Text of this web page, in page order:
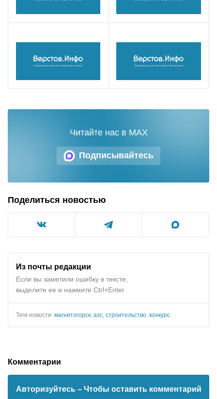
Подписывайтесь
Читайте нас в MAX
Поделиться новостью
Из почты редакции
Если вы заметили ошибку в тексте,
выделите ее и нажмите Ctrl+Enter
Теги новости: магнитогорск азс строительство конкурс
Комментарии
Авторизуйтесь – Чтобы оставить комментарий